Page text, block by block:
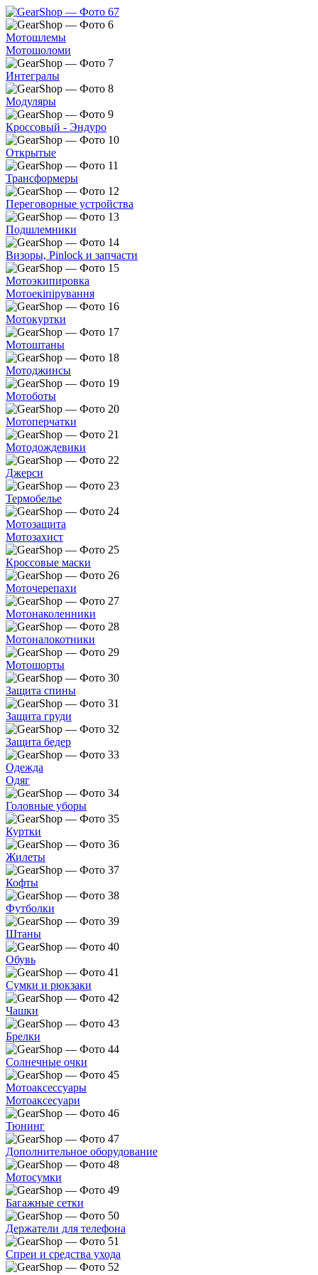
Мотошлемы
Мотошоломи
Интегралы
Модуляры
Кроссовый - Эндуро
Открытые
Трансформеры
Переговорные устройства
Подшлемники
Визоры, Pinlock и запчасти
Мотоэкипировка
Мотоекіпірування
Мотокуртки
Мотоштаны
Мотоджинсы
Мотоботы
Мотоперчатки
Мотодождевики
Джерси
Термобелье
Мотозащита
Мотозахист
Кроссовые маски
Моточерепахи
Мотонаколенники
Мотоналокотники
Мотошорты
Защита спины
Защита груди
Защита бедер
Одежда
Одяг
Головные уборы
Куртки
Жилеты
Кофты
Футболки
Штаны
Обувь
Сумки и рюкзаки
Чашки
Брелки
Солнечные очки
Мотоаксессуары
Мотоаксесуари
Тюнинг
Дополнительное оборудование
Мотосумки
Багажные сетки
Держатели для телефона
Спреи и средства ухода